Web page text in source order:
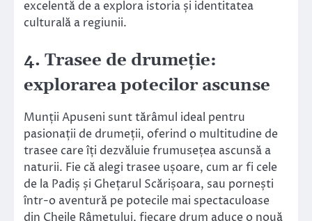
excelentă de a explora istoria și identitatea
culturală a regiunii.
4. Trasee de drumeție:
explorarea potecilor ascunse
Munții Apuseni sunt tărâmul ideal pentru
pasionații de drumeții, oferind o multitudine de
trasee care îți dezvăluie frumusețea ascunsă a
naturii. Fie că alegi trasee ușoare, cum ar fi cele
de la Padiș și Ghețarul Scărișoara, sau pornești
într-o aventură pe potecile mai spectaculoase
din Cheile Râmețului, fiecare drum aduce o nouă